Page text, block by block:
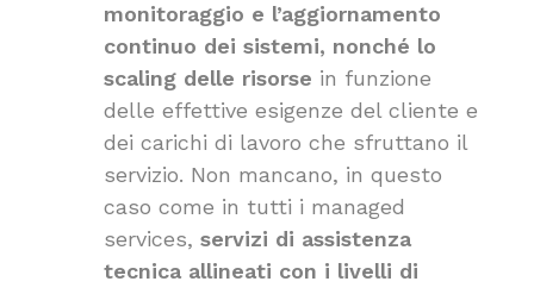
monitoraggio e l’aggiornamento
continuo dei sistemi, nonché lo
scaling delle risorse in funzione
delle effettive esigenze del cliente e
dei carichi di lavoro che sfruttano il
servizio. Non mancano, in questo
caso come in tutti i managed
services, servizi di assistenza
tecnica allineati con i livelli di